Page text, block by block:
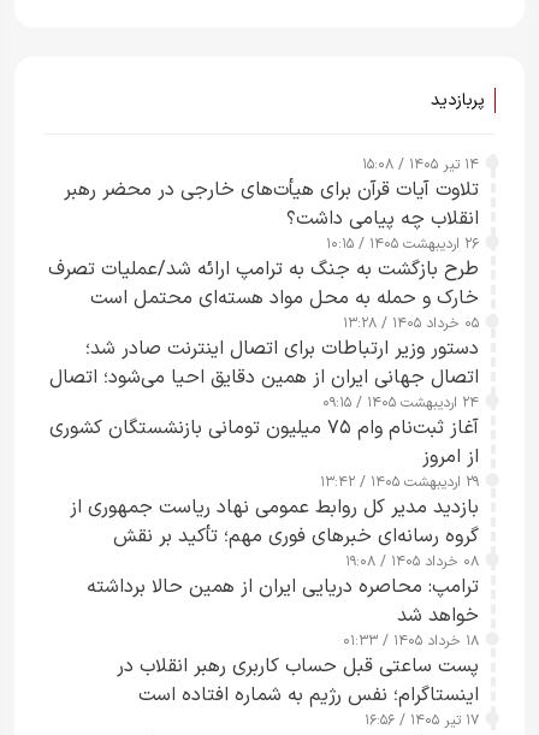
پربازدید
۱۴ تیر ۱۴۰۵ / ۱۵:۰۸
تلاوت آیات قرآن برای هیأت‌های خارجی در محضر رهبر
انقلاب چه پیامی داشت؟
۲۶ اردیبهشت ۱۴۰۵ / ۱۰:۱۵
طرح‌ بازگشت به جنگ به ترامپ ارائه شد/عملیات تصرف
خارک و حمله به محل مواد هسته‌ای محتمل است
۰۵ خرداد ۱۴۰۵ / ۱۳:۲۸
دستور وزیر ارتباطات برای اتصال اینترنت صادر شد؛
اتصال جهانی ایران از همین دقایق احیا می‌شود؛ اتصال
کامل مردم تا ۲۴ ساعت آینده
۲۴ اردیبهشت ۱۴۰۵ / ۰۹:۱۵
آغاز ثبت‌نام وام ۷۵ میلیون تومانی بازنشستگان کشوری
از امروز
۲۹ اردیبهشت ۱۴۰۵ / ۱۳:۴۲
بازدید مدیر کل روابط عمومی نهاد ریاست جمهوری از
گروه رسانه‌ای خبرهای فوری مهم؛ تأکید بر نقش
رسانه‌های هوشمند و مسئول در ارتقای آگاهی عمومی
۰۸ خرداد ۱۴۰۵ / ۱۹:۰۸
ترامپ: محاصره دریایی ایران از همین حالا برداشته
خواهد شد
۱۸ خرداد ۱۴۰۵ / ۰۱:۳۳
پست ساعتی قبل حساب کاربری رهبر انقلاب در
اینستاگرام؛ نفس رژیم به شماره افتاده است​
۱۷ تیر ۱۴۰۵ / ۱۶:۵۶